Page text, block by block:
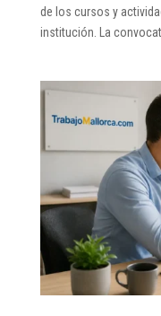
de los cursos y
institución. La